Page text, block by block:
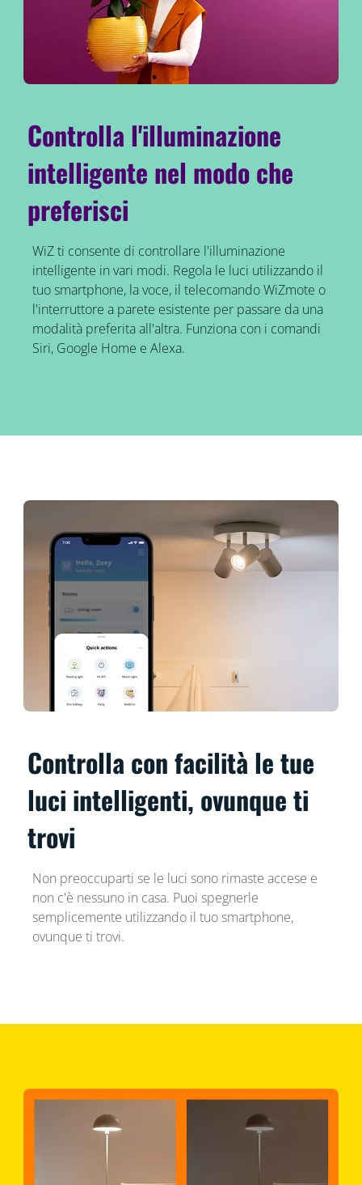
Controlla l'illuminazione
intelligente nel modo che
preferisci
WiZ ti consente di controllare l'illuminazione
intelligente in vari modi. Regola le luci utilizzando il
tuo smartphone, la voce, il telecomando WiZmote o
l'interruttore a parete esistente per passare da una
modalità preferita all'altra. Funziona con i comandi
Siri, Google Home e Alexa.
Controlla con facilità le tue
luci intelligenti, ovunque ti
trovi
Non preoccuparti se le luci sono rimaste accese e
non c'è nessuno in casa. Puoi spegnerle
semplicemente utilizzando il tuo smartphone,
ovunque ti trovi.